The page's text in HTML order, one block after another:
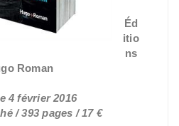
Éd
itio
ns
Roman
4 février 2016
/ 393 pages / 17 €